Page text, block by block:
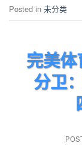
Posted in 未分类
完美
分卫